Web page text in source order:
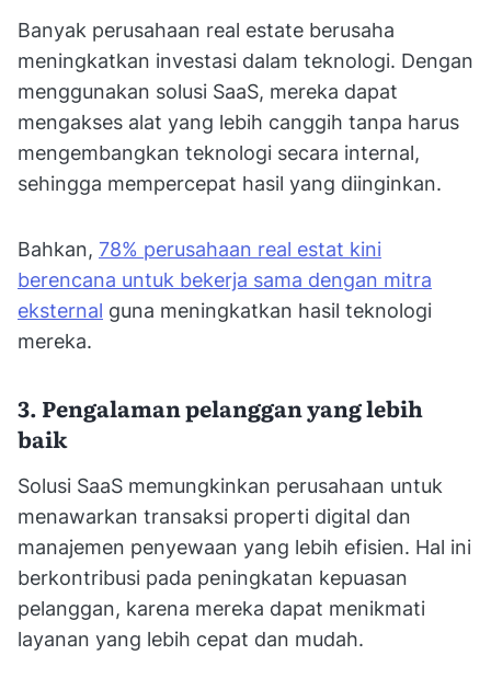
Banyak perusahaan real estate berusaha
meningkatkan investasi dalam teknologi. Dengan
menggunakan solusi SaaS, mereka dapat
mengakses alat yang lebih canggih tanpa harus
mengembangkan teknologi secara internal,
sehingga mempercepat hasil yang diinginkan.
Bahkan, 78% perusahaan real estat kini
berencana untuk bekerja sama dengan mitra
eksternal guna meningkatkan hasil teknologi
mereka.
3. Pengalaman pelanggan yang lebih
baik
Solusi SaaS memungkinkan perusahaan untuk
menawarkan transaksi properti digital dan
manajemen penyewaan yang lebih efisien. Hal ini
berkontribusi pada peningkatan kepuasan
pelanggan, karena mereka dapat menikmati
layanan yang lebih cepat dan mudah.